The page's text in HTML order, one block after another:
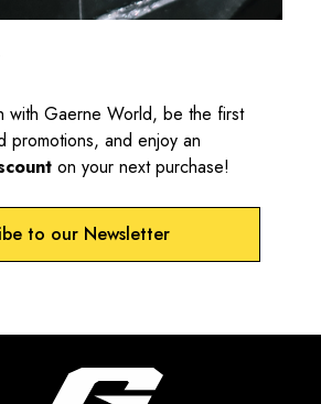
with Gaerne World, be the first
promotions, and enjoy an
on your next purchase!
to our Newsletter